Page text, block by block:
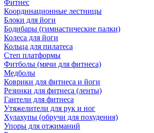
Фитнес
Координационные лестницы
Блоки для йоги
Бодибары (гимнастические палки)
Колеса для йоги
Кольца для пилатеса
Степ платформы
Фитболы (мячи для фитнеса)
Медболы
Коврики для фитнеса и йоги
Резинки для фитнеса (ленты)
Гантели для фитнеса
Утяжелители для рук и ног
Хулахупы (обручи для похудения)
Упоры для отжиманий